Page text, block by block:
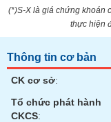
(*)S-X là giá chứng khoán
thực hiện
Thông tin cơ bản
CK cơ sở:
Tổ chức phát hành
CKCS: